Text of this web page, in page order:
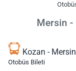
Mersin -
Kozan - Mersin
Otobüs Bileti